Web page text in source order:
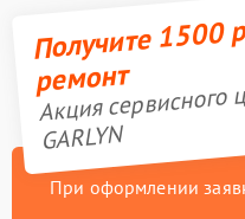
Получите 1500
ремонт
Акция сервисного
GARLYN
При оформлении